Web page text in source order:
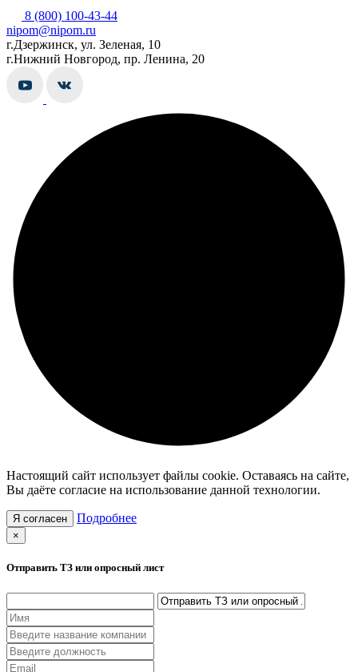
8 (800) 100-43-44
nipom@nipom.ru
г.Дзержинск, ул. Зеленая, 10
г.Нижний Новгород, пр. Ленина, 20
Настоящий сайт использует файлы cookie. Оставаясь на сайте,
Вы даёте согласие на использование данной технологии.
Подробнее
×
Отправить ТЗ или опросный лист